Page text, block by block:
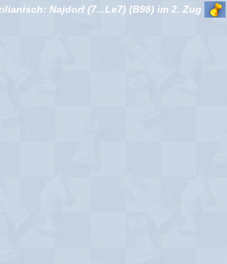
Najdorf (7...Le7) (B98) im 2. Zug